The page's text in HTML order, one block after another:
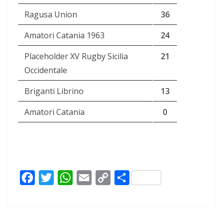
Ragusa Union
36
Amatori Catania 1963
24
Placeholder XV Rugby Sicilia
Occidentale
21
Briganti Librino
13
Amatori Catania
0
W
C